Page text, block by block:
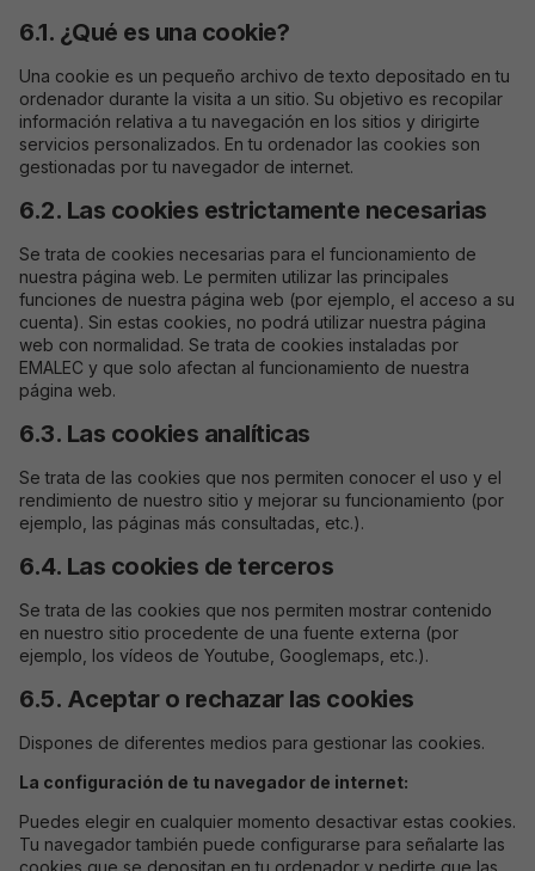
6.1. ¿Qué es una cookie?
Una cookie es un pequeño archivo de texto depositado en tu
ordenador durante la visita a un sitio. Su objetivo es recopilar
información relativa a tu navegación en los sitios y dirigirte
servicios personalizados. En tu ordenador las cookies son
gestionadas por tu navegador de internet.
6.2. Las cookies estrictamente necesarias
Se trata de cookies necesarias para el funcionamiento de
nuestra página web. Le permiten utilizar las principales
funciones de nuestra página web (por ejemplo, el acceso a su
cuenta). Sin estas cookies, no podrá utilizar nuestra página
web con normalidad. Se trata de cookies instaladas por
EMALEC y que solo afectan al funcionamiento de nuestra
página web.
6.3. Las cookies analíticas
Se trata de las cookies que nos permiten conocer el uso y el
rendimiento de nuestro sitio y mejorar su funcionamiento (por
ejemplo, las páginas más consultadas, etc.).
6.4. Las cookies de terceros
Se trata de las cookies que nos permiten mostrar contenido
en nuestro sitio procedente de una fuente externa (por
ejemplo, los vídeos de Youtube, Googlemaps, etc.).
6.5. Aceptar o rechazar las cookies
Dispones de diferentes medios para gestionar las cookies.
La configuración de tu navegador de internet:
Puedes elegir en cualquier momento desactivar estas cookies.
Tu navegador también puede configurarse para señalarte las
cookies que se depositan en tu ordenador y pedirte que las